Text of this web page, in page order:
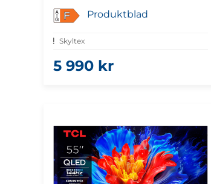
• Dolby Atmos-ljud
• Gaming med VRR
F Produktblad
Skyltex
5 990 kr